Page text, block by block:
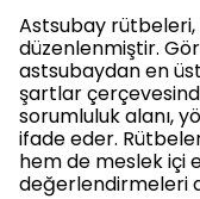
Astsubay rütbeleri,
düzenlenmiştir.
astsubaydan en
şartlar
sorumluluk alanı,
ifade eder.
hem de meslek içi
değerlendirmeleri